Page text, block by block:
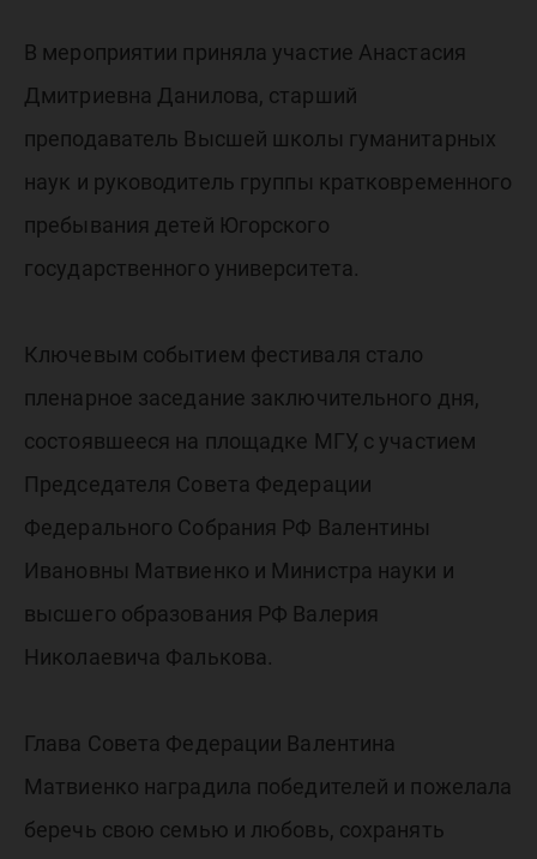
В мероприятии приняла участие Анастасия
Дмитриевна Данилова, старший
преподаватель Высшей школы гуманитарных
наук и руководитель группы кратковременного
пребывания детей Югорского
государственного университета.
Ключевым событием фестиваля стало
пленарное заседание заключительного дня,
состоявшееся на площадке МГУ, с участием
Председателя Совета Федерации
Федерального Собрания РФ Валентины
Ивановны Матвиенко и Министра науки и
высшего образования РФ Валерия
Николаевича Фалькова.
Глава Совета Федерации Валентина
Матвиенко наградила победителей и пожелала
беречь свою семью и любовь, сохранять